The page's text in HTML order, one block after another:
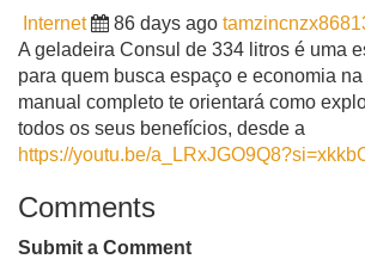
Internet 86 days ago
A geladeira Consul de 334 litros é uma
para quem busca espaço e economia
manual completo te orientará como
todos os seus benefícios, desde a
https://youtu.be/
Comments
Submit a Comment